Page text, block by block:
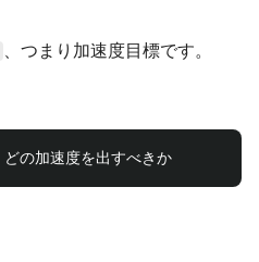
、つまり加速度目標です。